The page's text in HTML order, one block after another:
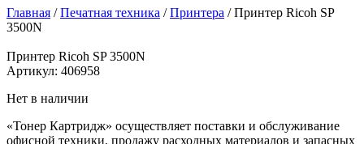
Главная /Печатная техника /Принтера / Принтер Ricoh SP
3500N
Принтер Ricoh SP 3500N
Артикул: 406958
Нет в наличии
«Тонер Картридж» осуществляет поставки и обслуживание
офисной техники, продажу расходных материалов и запасных